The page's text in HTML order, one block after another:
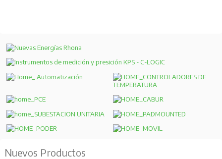
Nuevos Productos